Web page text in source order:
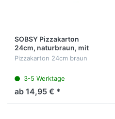
SOBSY Pizzakarton
24cm, naturbraun, mit
Design, VE100 Stück
Pizzakarton 24cm braun
3-5 Werktage
ab 14,95 € *